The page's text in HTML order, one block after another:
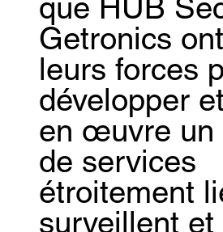
que HUB
Getronics
leurs forces
développer
en œuvre un
de services
étroitement
surveillent et